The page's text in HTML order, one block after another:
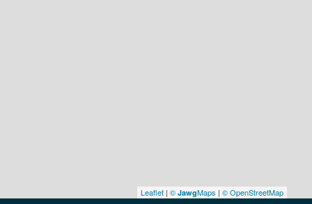
Leaflet | © JawgMaps | © OpenStreetMap